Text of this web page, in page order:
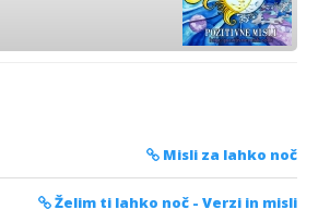
Misli za lahko noč
Želim ti lahko noč - Verzi in misli